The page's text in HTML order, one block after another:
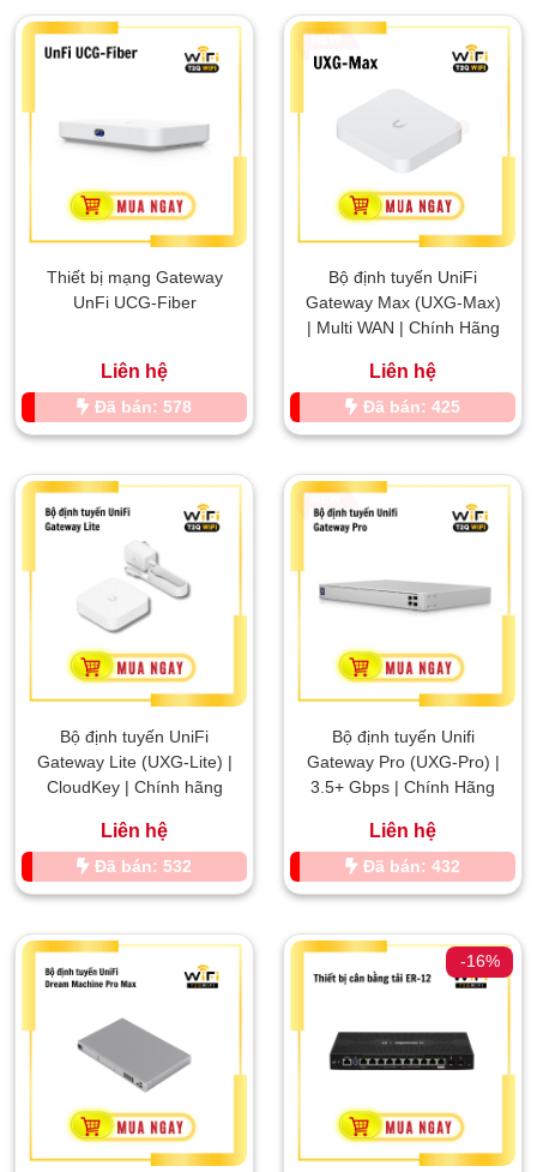
Thiết bị mạng Gateway
UnFi UCG-Fiber
Liên hệ
Đã bán: 578
Bộ định tuyến UniFi
Gateway Max (UXG-Max)
| Multi WAN | Chính Hãng
Liên hệ
Đã bán: 425
Bộ định tuyến UniFi
Gateway Lite (UXG-Lite) |
CloudKey | Chính hãng
Liên hệ
Đã bán: 532
Bộ định tuyến Unifi
Gateway Pro (UXG-Pro) |
3.5+ Gbps | Chính Hãng
Liên hệ
Đã bán: 432
-16%